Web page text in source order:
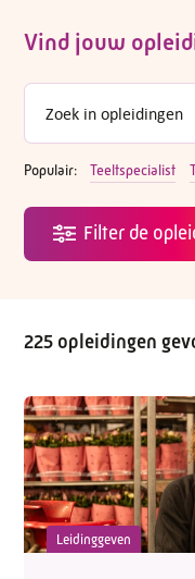
Vind jouw
Populair: Teeltspecialist
225 opleidingen
Leidinggeven